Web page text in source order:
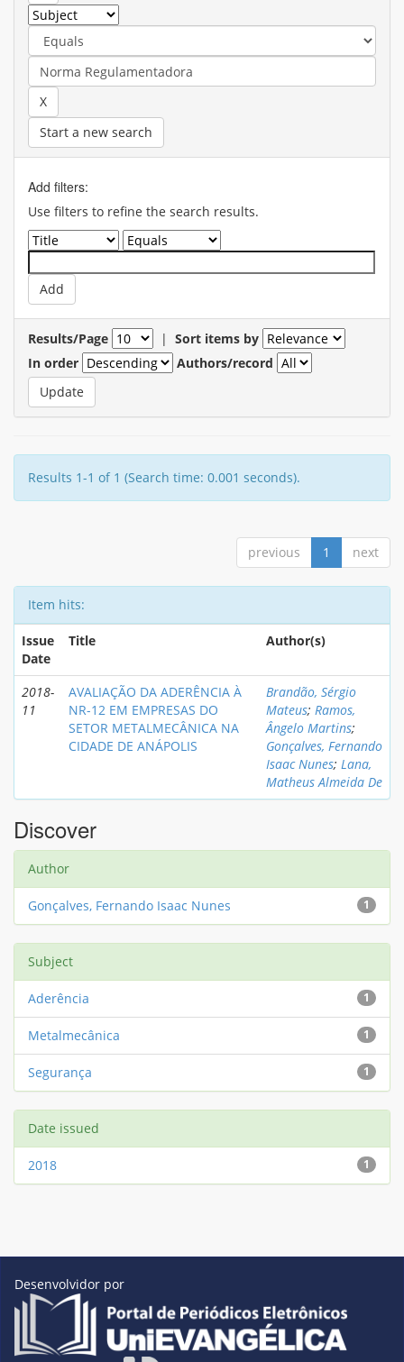
Start a new search
Add filters:
Use filters to refine the search results.
Results/Page | Sort items by
In order
Authors/record
Results 1-1 of 1 (Search time: 0.001 seconds).
previous 1 next
Item hits:
Issue
Date
Title Author(s)
2018-
11
AVALIAÇÃO DA ADERÊNCIA À
NR-12 EM EMPRESAS DO
SETOR METALMECÂNICA NA
CIDADE DE ANÁPOLIS
Brandão, Sérgio
Mateus; Ramos,
Ângelo Martins;
Gonçalves, Fernando
Isaac Nunes; Lana,
Matheus Almeida De
Discover
Author
1
Gonçalves, Fernando Isaac Nunes
Subject
1
Aderência
1
Metalmecânica
1
Segurança
Date issued
1
2018
Desenvolvidor por